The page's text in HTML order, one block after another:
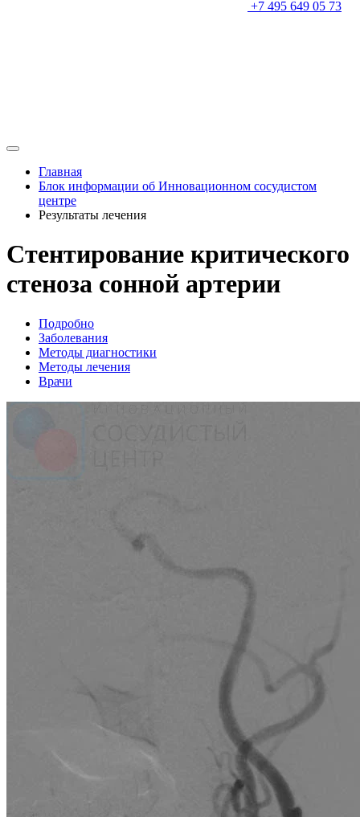
+7 495 649 05 73
Главная
Блок информации об Инновационном сосудистом
центре
Результаты лечения
Стентирование критического
стеноза сонной артерии
Подробно
Заболевания
Методы диагностики
Методы лечения
Врачи